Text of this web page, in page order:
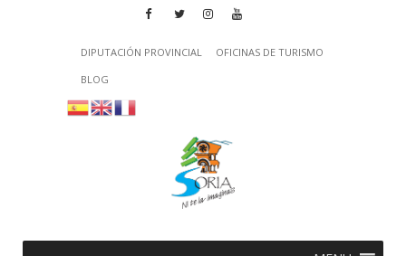
DIPUTACIÓN PROVINCIAL
OFICINAS DE TURISMO
BLOG